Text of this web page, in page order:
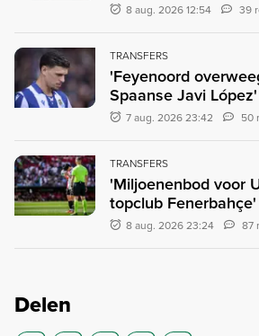
8 aug. 2026 12:54 39
TRANSFERS
'Feyenoord
Spaanse Javi López'
7 aug. 2026 23:42 50
TRANSFERS
'Miljoenenbod voor
topclub Fenerbahçe'
8 aug. 2026 23:24 87
Delen